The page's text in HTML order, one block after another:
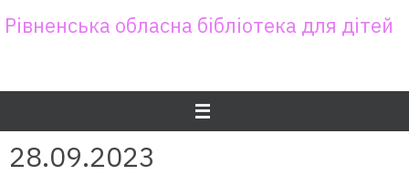
toРівненська обласна бібліотека для дітей
28.09.2023